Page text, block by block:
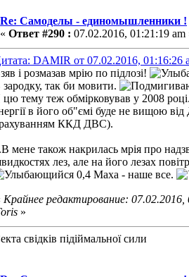
Re: Самоделы - единомышленники !
« Ответ #290 : 07.02.2016, 01:21:19 am
DAMIR от 07.02.2016, 01:16:26
і розмазав мрію по підлозі!
так би мовити.
цю тему теж обмірковував у 2008
в його об"ємі буде не вищою
ККД ДВС).
мене також накрилась мрія про
лез, але на його лезах
0,4 Маха - наше все.
Крайнее редактирование:
»
свідків підіймальної сили